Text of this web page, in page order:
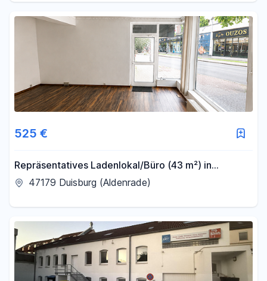
525 €
Repräsentatives Ladenlokal/Büro (43 m²) in
zentraler Lage von Duisburg-Walsum – sofort frei
47179 Duisburg (Aldenrade)